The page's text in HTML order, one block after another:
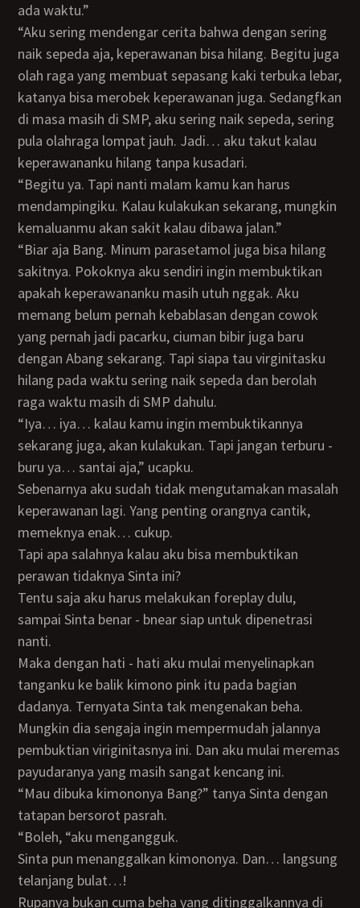
ada waktu.”
“Aku sering mendengar cerita bahwa dengan sering
naik sepeda aja, keperawanan bisa hilang. Begitu juga
olah raga yang membuat sepasang kaki terbuka lebar,
katanya bisa merobek keperawanan juga. Sedangfkan
di masa masih di SMP, aku sering naik sepeda, sering
pula olahraga lompat jauh. Jadi… aku takut kalau
keperawananku hilang tanpa kusadari.
“Begitu ya. Tapi nanti malam kamu kan harus
mendampingiku. Kalau kulakukan sekarang, mungkin
kemaluanmu akan sakit kalau dibawa jalan.”
“Biar aja Bang. Minum parasetamol juga bisa hilang
sakitnya. Pokoknya aku sendiri ingin membuktikan
apakah keperawananku masih utuh nggak. Aku
memang belum pernah kebablasan dengan cowok
yang pernah jadi pacarku, ciuman bibir juga baru
dengan Abang sekarang. Tapi siapa tau virginitasku
hilang pada waktu sering naik sepeda dan berolah
raga waktu masih di SMP dahulu.
“Iya… iya… kalau kamu ingin membuktikannya
sekarang juga, akan kulakukan. Tapi jangan terburu -
buru ya… santai aja,” ucapku.
Sebenarnya aku sudah tidak mengutamakan masalah
keperawanan lagi. Yang penting orangnya cantik,
memeknya enak… cukup.
Tapi apa salahnya kalau aku bisa membuktikan
perawan tidaknya Sinta ini?
Tentu saja aku harus melakukan foreplay dulu,
sampai Sinta benar - bnear siap untuk dipenetrasi
nanti.
Maka dengan hati - hati aku mulai menyelinapkan
tanganku ke balik kimono pink itu pada bagian
dadanya. Ternyata Sinta tak mengenakan beha.
Mungkin dia sengaja ingin mempermudah jalannya
pembuktian viriginitasnya ini. Dan aku mulai meremas
payudaranya yang masih sangat kencang ini.
“Mau dibuka kimononya Bang?” tanya Sinta dengan
tatapan bersorot pasrah.
“Boleh, “aku mengangguk.
Sinta pun menanggalkan kimononya. Dan… langsung
telanjang bulat…!
Rupanya bukan cuma beha yang ditinggalkannya di